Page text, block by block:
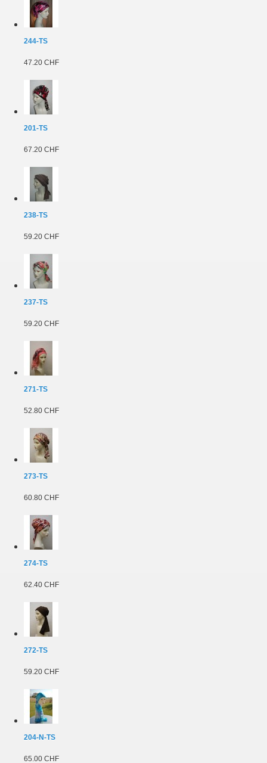
244-TS
47.20 CHF
201-TS
67.20 CHF
238-TS
59.20 CHF
237-TS
59.20 CHF
271-TS
52.80 CHF
273-TS
60.80 CHF
274-TS
62.40 CHF
272-TS
59.20 CHF
204-N-TS
65.00 CHF